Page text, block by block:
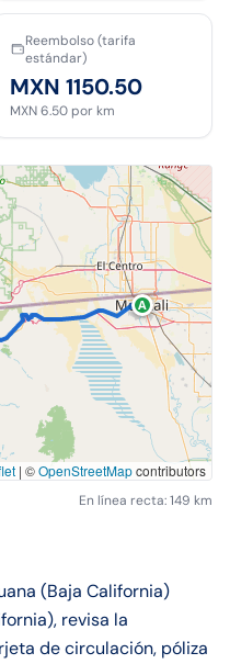
Reembolso (tarifa
estándar)
MXN 1150.50
MXN 6.50 por km
A
| ©OpenStreetMapcontributors
En línea recta: 149 km
(Baja California)
revisa la
de circulación, póliza